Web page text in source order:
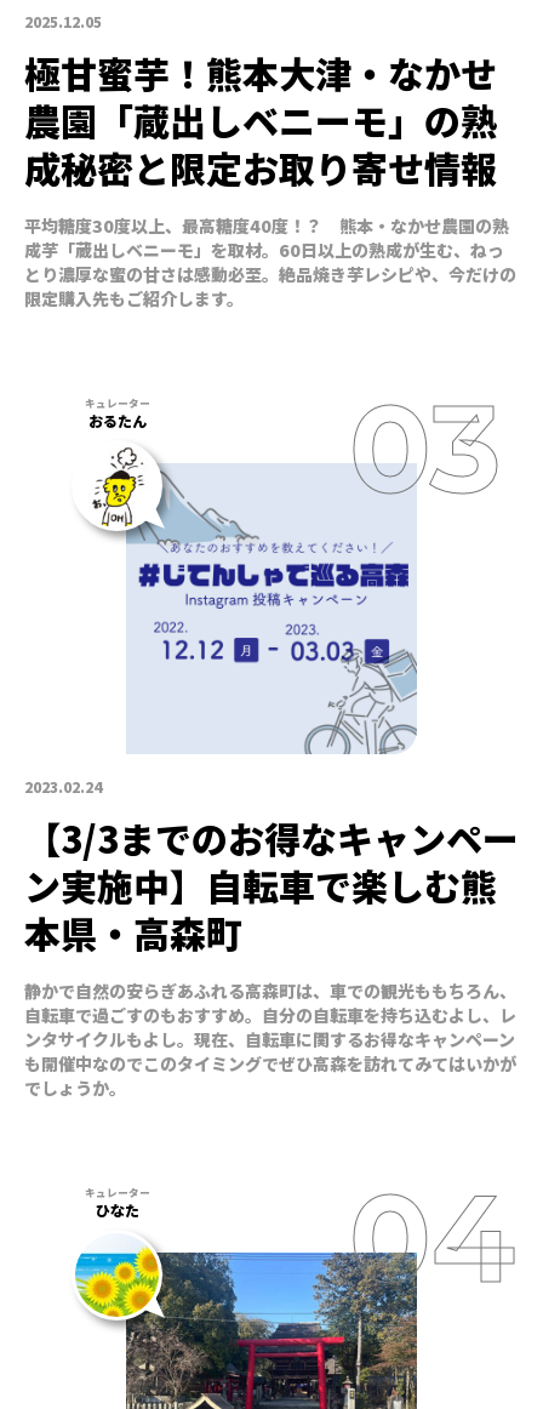
2025.12.05
極甘蜜芋！熊本大津・なかせ
農園「蔵出しベニーモ」の熟
成秘密と限定お取り寄せ情報
平均糖度30度以上、最高糖度40度！？ 熊本・なかせ農園の熟
成芋「蔵出しベニーモ」を取材。60日以上の熟成が生む、ねっ
とり濃厚な蜜の甘さは感動必至。絶品焼き芋レシピや、今だけの
限定購入先もご紹介します。
2023.02.24
おるたん
【3/3までのお得なキャンペー
ン実施中】自転車で楽しむ熊
本県・高森町
静かで自然の安らぎあふれる高森町は、車での観光ももちろん、
自転車で過ごすのもおすすめ。自分の自転車を持ち込むよし、レ
ンタサイクルもよし。現在、自転車に関するお得なキャンペーン
も開催中なのでこのタイミングでぜひ高森を訪れてみてはいかが
でしょうか。
ひなた